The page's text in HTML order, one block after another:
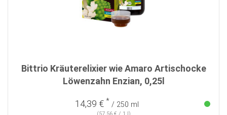
Bittrio Kräuterelixier wie Amaro Artischocke
Löwenzahn Enzian, 0,25l
14,39 € * / 250 ml